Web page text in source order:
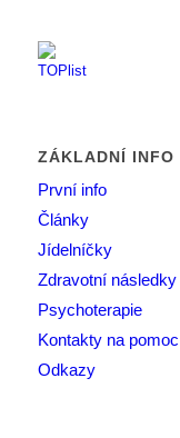
ZÁKLADNÍ INFO
První info
Články
Jídelníčky
Zdravotní následky
Psychoterapie
Kontakty na pomoc
Odkazy